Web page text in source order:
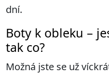
dní.
Boty k obleku –
tak co?
Možná jste se už